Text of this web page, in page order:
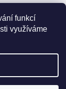
funkcí
využíváme